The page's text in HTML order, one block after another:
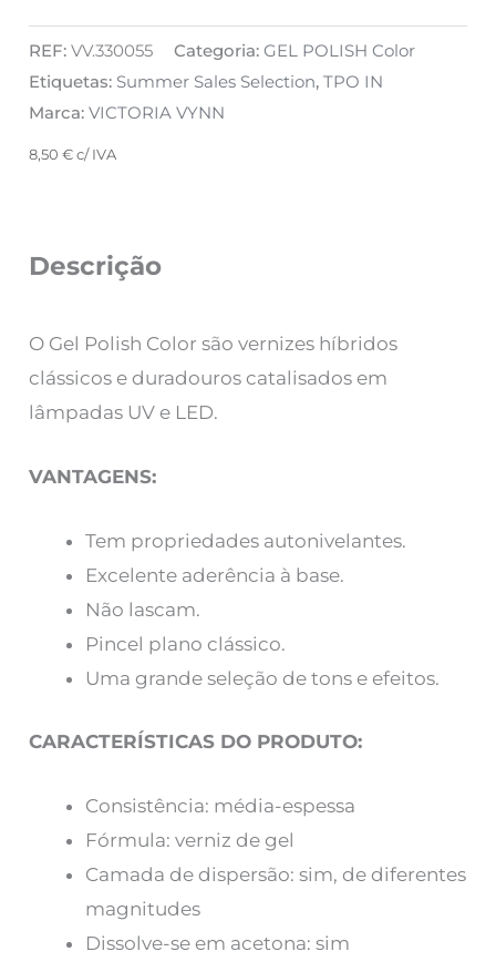
REF:VV.330055 Categoria:GEL POLISH Color
Etiquetas: Summer Sales Selection,TPO IN
Marca:VICTORIA VYNN
8,50€ c/ IVA
Descrição
O Gel Polish Color são vernizes híbridos
clássicos e duradouros catalisados em
lâmpadas UV e LED.
VANTAGENS:
Tem propriedades autonivelantes.
Excelente aderência à base.
Não lascam.
Pincel plano clássico.
Uma grande seleção de tons e efeitos.
CARACTERÍSTICAS DO PRODUTO:
Consistência: média-espessa
Fórmula: verniz de gel
Camada de dispersão: sim, de diferentes
magnitudes
Dissolve-se em acetona: sim